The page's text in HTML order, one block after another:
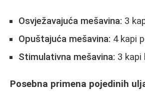
Osvježavajuća mešavina: 3
Opuštajuća mešavina: 4 kapi
Stimulativna mešavina: 3 kapi
Posebna primena pojedinih